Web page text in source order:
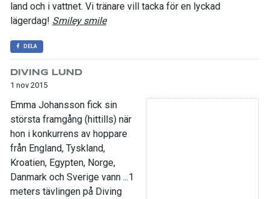
land och i vattnet. Vi tränare vill tacka för en lyckad
lägerdag! Smiley smile
DELA
DIVING LUND
1 nov 2015
Emma Johansson fick sin
största framgång (hittills) när
hon i konkurrens av hoppare
från England, Tyskland,
Kroatien, Egypten, Norge,
Danmark och Sverige vann ...1
meters tävlingen på Diving